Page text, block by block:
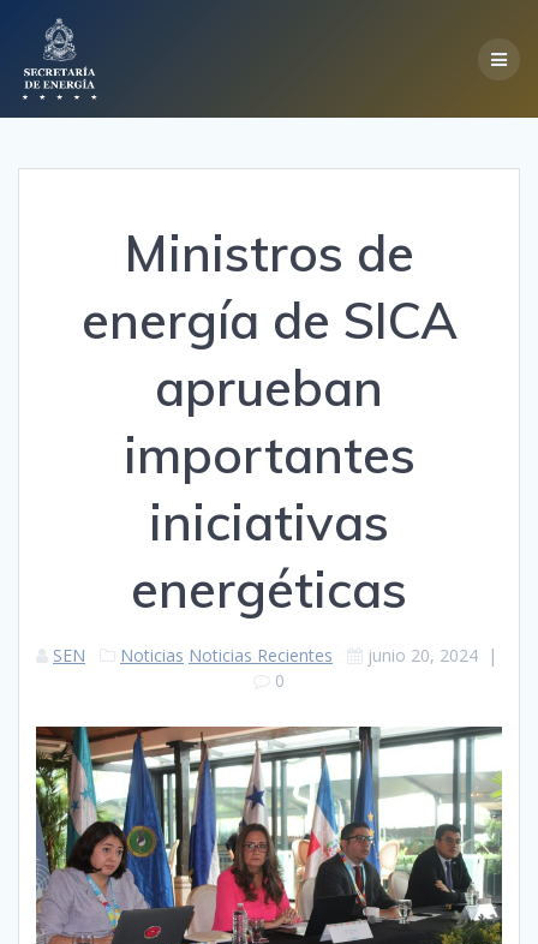
Ministros de
energía de SICA
aprueban
importantes
iniciativas
energéticas
SEN Noticias Noticias Recientes junio 20, 2024 |
0